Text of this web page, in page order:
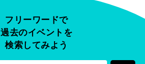
フリーワードで
過去のイベントを
検索してみよう